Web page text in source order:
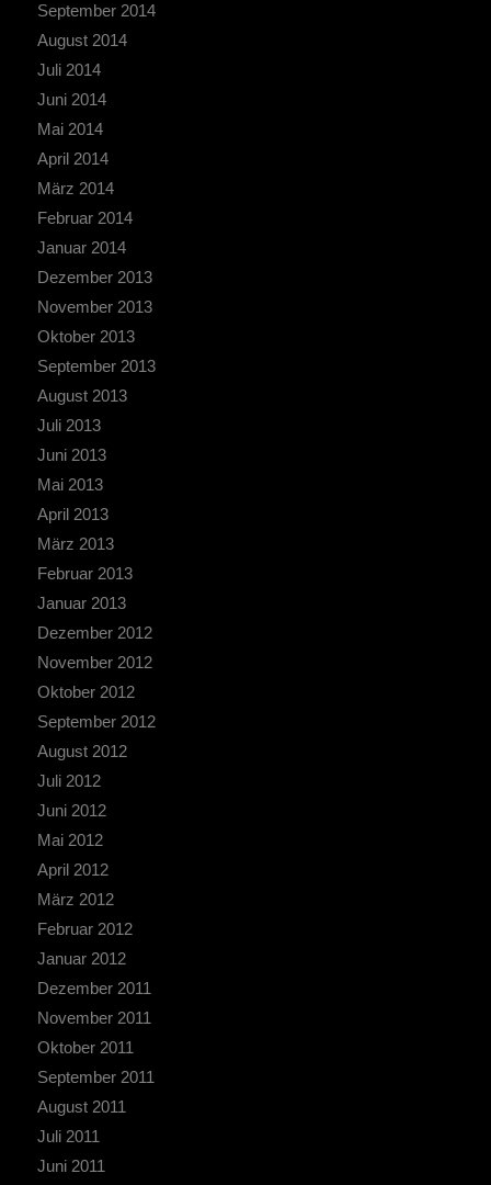
September 2014
August 2014
Juli 2014
Juni 2014
Mai 2014
April 2014
März 2014
Februar 2014
Januar 2014
Dezember 2013
November 2013
Oktober 2013
September 2013
August 2013
Juli 2013
Juni 2013
Mai 2013
April 2013
März 2013
Februar 2013
Januar 2013
Dezember 2012
November 2012
Oktober 2012
September 2012
August 2012
Juli 2012
Juni 2012
Mai 2012
April 2012
März 2012
Februar 2012
Januar 2012
Dezember 2011
November 2011
Oktober 2011
September 2011
August 2011
Juli 2011
Juni 2011